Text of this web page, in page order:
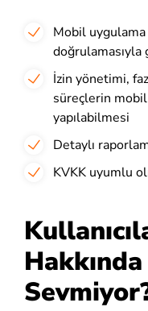
Mobil
doğrulamasıyla
İzin yönetimi,
süreçlerin
yapılabilmesi
Detaylı
KVKK uyumlu